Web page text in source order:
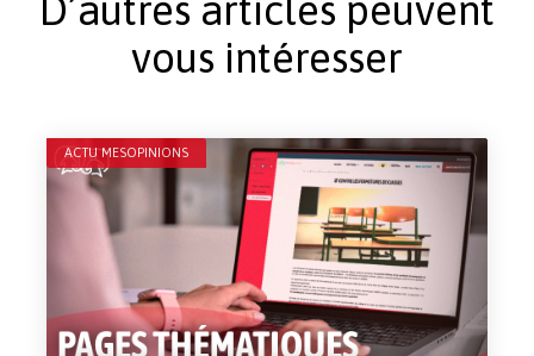
vous intéresser
ACTU MESOPINIONS